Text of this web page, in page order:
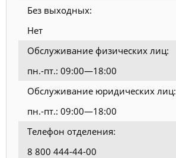
Без выходных:
Нет
Обслуживание физических лиц:
пн.-пт.: 09:00—18:00
Обслуживание юридических лиц:
пн.-пт.: 09:00—18:00
Телефон отделения:
8 800 444-44-00